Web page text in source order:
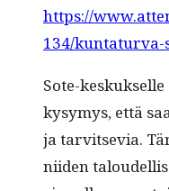
https://
134/kuntaturva-
Sote-
kysymys, että
ja tarvit­se­via.
niiden